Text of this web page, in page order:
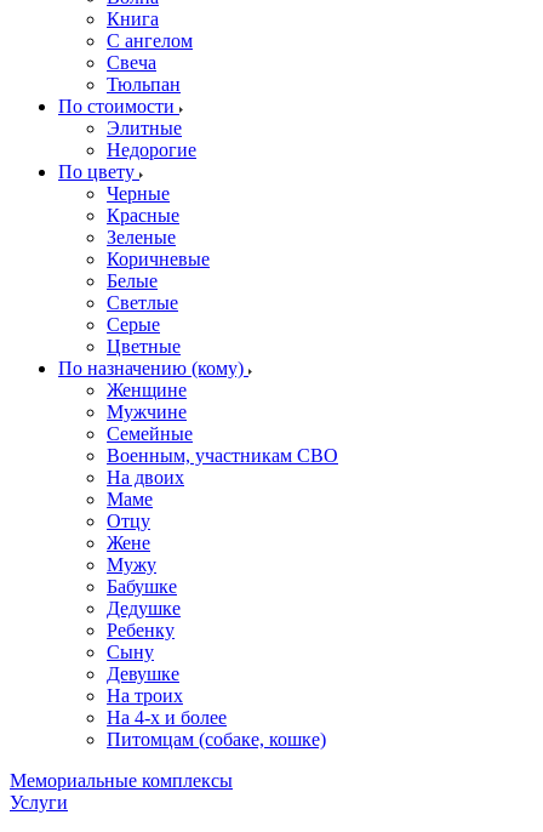
Книга
С ангелом
Свеча
Тюльпан
По стоимости
Элитные
Недорогие
По цвету
Черные
Красные
Зеленые
Коричневые
Белые
Светлые
Серые
Цветные
По назначению (кому)
Женщине
Мужчине
Семейные
Военным, участникам СВО
На двоих
Маме
Отцу
Жене
Мужу
Бабушке
Дедушке
Ребенку
Сыну
Девушке
На троих
На 4-х и более
Питомцам (собаке, кошке)
Мемориальные комплексы
Услуги